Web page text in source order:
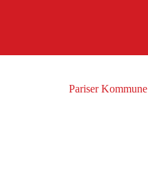
Pariser Kommune